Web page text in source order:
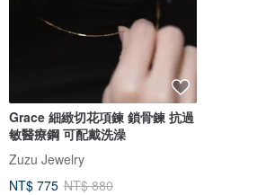
Grace 細緻切花項鍊 鎖骨鍊 抗過
敏醫療鋼 可配戴洗澡
Zuzu Jewelry
NT$ 775 NT$ 880